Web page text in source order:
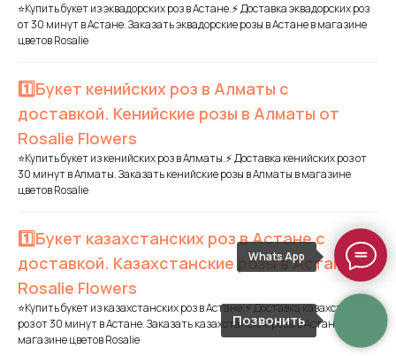
⭐Купить букет из эквадорских роз в Астане.⚡ Доставка эквадорских роз
от 30 минут в Астане. Заказать эквадорские розы в Астане в магазине
цветов Rosalie
1️⃣Букет кенийских роз в Алматы с
доставкой. Кенийские розы в Алматы от
Rosalie Flowers
⭐Купить букет из кенийских роз в Алматы.⚡ Доставка кенийских роз от
30 минут в Алматы. Заказать кенийские розы в Алматы в магазине
цветов Rosalie
1️⃣Букет казахстанских роз в Астане с
доставкой. Казахстанские розы в Астане от
Rosalie Flowers
⭐Купить букет из казахстанских роз в Астане.⚡ Доставка казахстанских
роз от 30 минут в Астане. Заказать казахстанские розы в Астане в
магазине цветов Rosalie
Whats App
Позвонить